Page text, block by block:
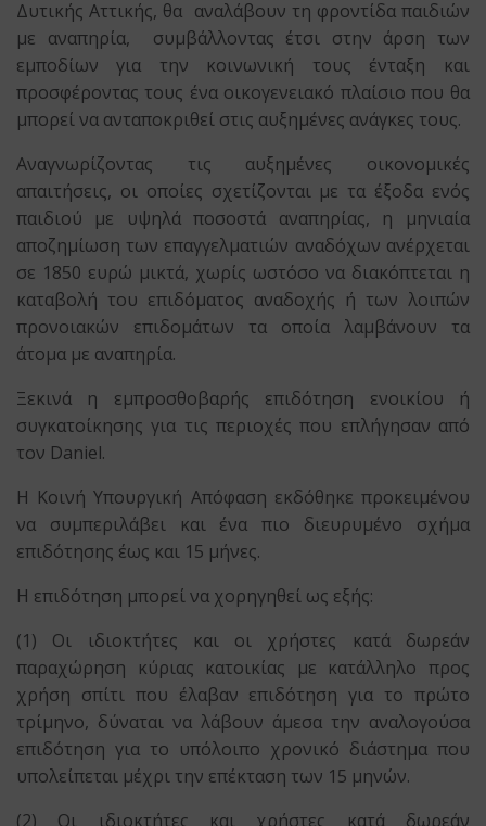
Δυτικής Αττικής, θα αναλάβουν τη φροντίδα παιδιών
με αναπηρία, συμβάλλοντας έτσι στην άρση των
εμποδίων για την κοινωνική τους ένταξη και
προσφέροντας τους ένα οικογενειακό πλαίσιο που θα
μπορεί να ανταποκριθεί στις αυξημένες ανάγκες τους.
Αναγνωρίζοντας τις αυξημένες οικονομικές
απαιτήσεις, οι οποίες σχετίζονται με τα έξοδα ενός
παιδιού με υψηλά ποσοστά αναπηρίας, η μηνιαία
αποζημίωση των επαγγελματιών αναδόχων ανέρχεται
σε 1850 ευρώ μικτά, χωρίς ωστόσο να διακόπτεται η
καταβολή του επιδόματος αναδοχής ή των λοιπών
προνοιακών επιδομάτων τα οποία λαμβάνουν τα
άτομα με αναπηρία.
Ξεκινά η εμπροσθοβαρής επιδότηση ενοικίου ή
συγκατοίκησης για τις περιοχές που επλήγησαν από
τον Daniel.
Η Κοινή Υπουργική Απόφαση εκδόθηκε προκειμένου
να συμπεριλάβει και ένα πιο διευρυμένο σχήμα
επιδότησης έως και 15 μήνες.
Η επιδότηση μπορεί να χορηγηθεί ως εξής:
(1) Οι ιδιοκτήτες και οι χρήστες κατά δωρεάν
παραχώρηση κύριας κατοικίας με κατάλληλο προς
χρήση σπίτι που έλαβαν επιδότηση για το πρώτο
τρίμηνο, δύναται να λάβουν άμεσα την αναλογούσα
επιδότηση για το υπόλοιπο χρονικό διάστημα που
υπολείπεται μέχρι την επέκταση των 15 μηνών.
(2) Οι ιδιοκτήτες και χρήστες κατά δωρεάν